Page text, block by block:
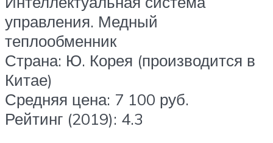
управления. Медный
теплообменник
Страна: Ю. Корея (производится в
Китае)
Средняя цена: 7 100 руб.
Рейтинг (2019): 4.3